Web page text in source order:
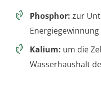
Phosphor: zur
Kalium: um die
Wasserhaushalt